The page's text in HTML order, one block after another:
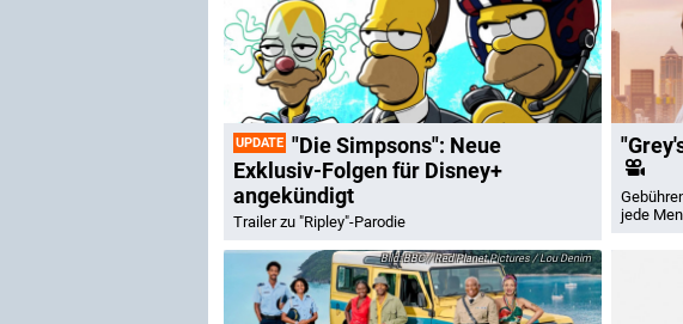
UPDATE "Die Simpsons": Neue
Exklusiv-Folgen für Disney+
angekündigt
Trailer zu "Ripley"-Parodie
jede
BBC / Red Planet Pictures / Lou Denim